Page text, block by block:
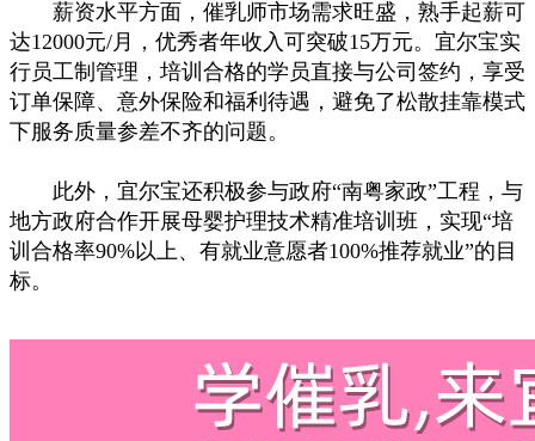
薪资水平方面，催乳师市场需求旺盛，熟手起薪可
达12000元/月，优秀者年收入可突破15万元。宜尔宝实
行员工制管理，培训合格的学员直接与公司签约，享受
订单保障、意外保险和福利待遇，避免了松散挂靠模式
下服务质量参差不齐的问题。
此外，宜尔宝还积极参与政府“南粤家政”工程，与
地方政府合作开展母婴护理技术精准培训班，实现“培
训合格率90%以上、有就业意愿者100%推荐就业”的目
标。